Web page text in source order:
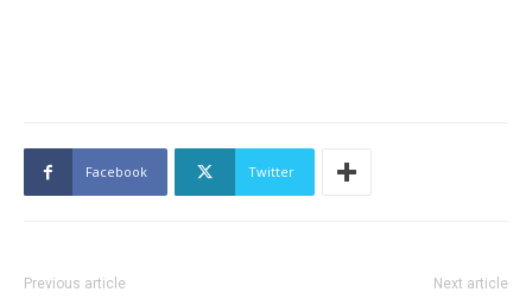
Facebook Twitter
Previous article Next article